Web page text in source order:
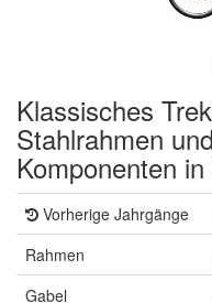
Klassisches
Stahlrahmen
Komponenten
Vorherige Jahrgänge
Rahmen
Gabel